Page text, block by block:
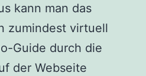
kann man das
zumindest virtuell
Guide durch die
der Webseite